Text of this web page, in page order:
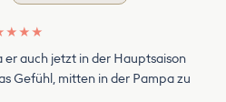
★ ★ ★
er auch jetzt in der Hauptsaison
Gefühl, mitten in der Pampa zu